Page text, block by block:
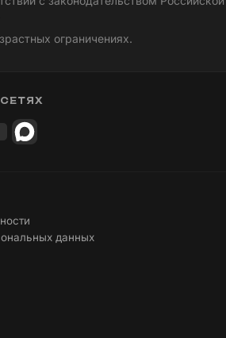
ограничениях.
данных